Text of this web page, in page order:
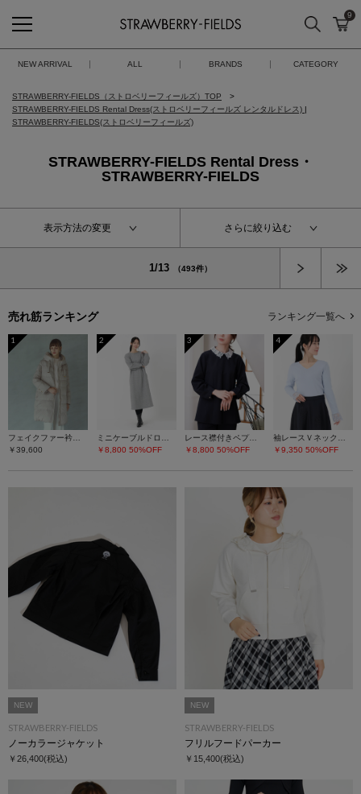
STRAWBERRY-FIELDS
検索 カ
9
NEW ARRIVAL ALL BRANDS CATEGORY
STRAWBERRY-FIELDS（ストロベリーフィールズ）TOP
STRAWBERRY-FIELDS Rental Dress(ストロベリーフィールズ レンタルドレス) |
STRAWBERRY-FIELDS(ストロベリーフィールズ)
STRAWBERRY-FIELDS Rental Dress・
STRAWBERRY-FIELDS
表示方法の変更 さらに絞り込む
1/13 （493件）
売れ筋ランキング ランキング一覧へ
1
フェイクファー衿ダウンコート
￥39,600
2
ミニケーブルドロストワンピース
￥8,800 50%OFF
3
レース襟付きペプラムプルオーバー
￥8,800 50%OFF
4
袖レースＶネックニット
￥9,350 50%OFF
NEW
STRAWBERRY-FIELDS
ノーカラージャケット
￥26,400(税込)
NEW
STRAWBERRY-FIELDS
フリルフードパーカー
￥15,400(税込)